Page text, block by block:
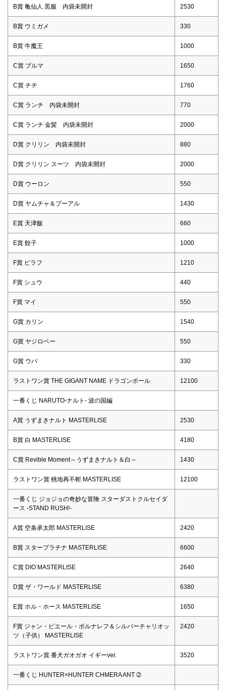
B賞 亀仙人 黒服 内袋未開封 2530
B賞 ウミガメ 330
B賞 牛魔王 1000
C賞 ブルマ 1650
C賞 チチ 1760
C賞 ランチ 内袋未開封 770
C賞 ランチ 金髪 内袋未開封 2000
D賞 クリリン 内袋未開封 880
D賞 クリリン スーツ 内袋未開封 2000
D賞 ウーロン 550
D賞 ヤムチャ＆プーアル 1430
E賞 天津飯 660
E賞 餃子 1000
F賞 ピラフ 1210
F賞 シュウ 440
F賞 マイ 550
G賞 カリン 1540
G賞 ヤジロベー 550
G賞 ウパ 330
ラストワン賞 THE GIGANT NAME ドラゴンボール 12100
一番くじ NARUTO-ナルト- 波の国編
A賞 うずまきナルト MASTERLISE 2530
B賞 白 MASTERLISE 4180
C賞 Revible Moment～うずまきナルト＆白～ 1430
ラストワン賞 桃地再不斬 MASTERLISE 12100
一番くじ ジョジョの奇妙な冒険 スターダストクルセイダ
ース -STAND RUSH!-
A賞 空条承太郎 MASTERLISE 2420
B賞 スタープラチナ MASTERLISE 6600
C賞 DIO MASTERLISE 2640
D賞 ザ・ワールド MASTERLISE 6380
E賞 ホル・ホース MASTERLISE 1650
F賞 ジャン・ピエール・ポルナレフ＆シルバーチャリオッ
ツ（子供） MASTERLISE
2420
ラストワン賞 番犬ガオガオ イギーver. 3520
一番くじ HUNTER×HUNTER CHMERA ANT ➁